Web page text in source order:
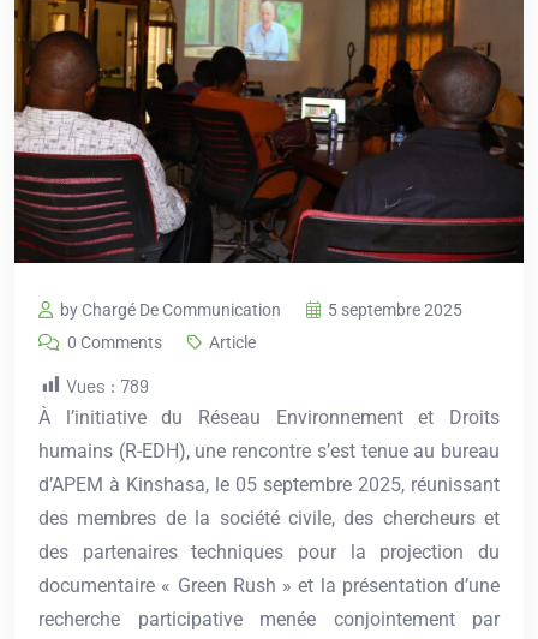
by Chargé De Communication
5 septembre 2025
0 Comments
Article
Vues : 789
À l’initiative du Réseau Environnement et Droits
humains (R-EDH), une rencontre s’est tenue au bureau
d’APEM à Kinshasa, le 05 septembre 2025, réunissant
des membres de la société civile, des chercheurs et
des partenaires techniques pour la projection du
documentaire « Green Rush » et la présentation d’une
recherche participative menée conjointement par